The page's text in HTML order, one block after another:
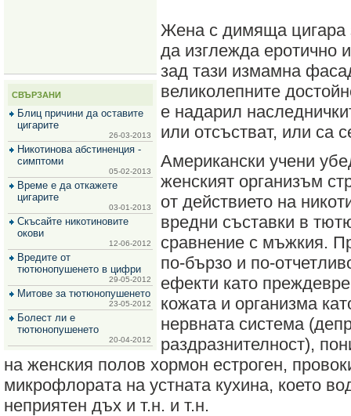
СВЪРЗАНИ
Блиц причини да оставите
цигарите
26-03-2013
Никотинова абстиненция -
симптоми
05-02-2013
Време е да откажете
цигарите
03-01-2013
Скъсайте никотиновите
окови
12-06-2012
Вредите от
тютюнопушенето в цифри
29-05-2012
Митове за тютюнопушенето
23-05-2012
Болест ли е
тютюнопушенето
20-04-2012
Жена с димяща
да изглежда еротично
зад тази измамна
великолепните
е надарил
или отсъстват, или са
Американски учени
женският организъм
от действието на
вредни съставки в
сравнение с мъжкия.
по-бързо и по-
ефекти като
кожата и организма
нервната система
раздразнителност),
на женския полов хормон естроген,
микрофлората на устната кухина, което
неприятен дъх и т.н. и т.н.